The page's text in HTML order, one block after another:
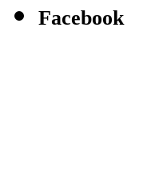
Facebook